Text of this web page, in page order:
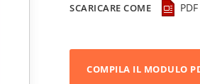
SCARICARE COME PDF
COMPILA IL MODULO